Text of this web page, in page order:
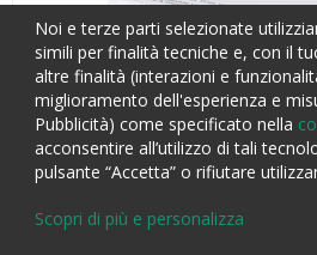
Noi e terze parti selezionate
simili per finalità tecniche e, con il
altre finalità (interazioni e
miglioramento dell'esperienza e
Pubblicità) come specificato nella
acconsentire all’utilizzo di tali
pulsante “Accetta” o rifiutare
Scopri di più e personalizza